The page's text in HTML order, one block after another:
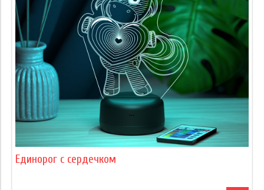
Единорог с сердечком